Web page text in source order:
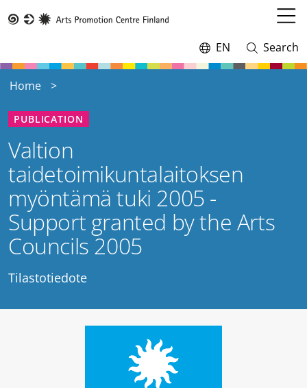
to
menu
Switch
language,
EN
Open
and
Search
Home
PUBLICATION
Valtion
taidetoimikuntalaitoksen
myöntämä tuki 2005 -
Support granted by the Arts
Councils 2005
Tilastotiedote